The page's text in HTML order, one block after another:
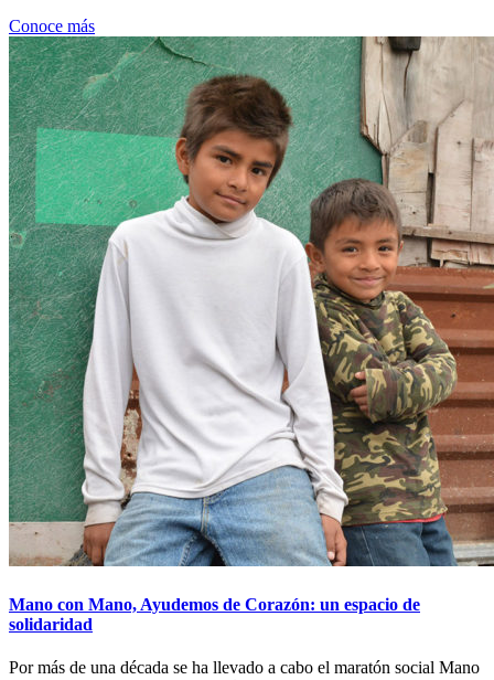
Conoce más
Mano con Mano, Ayudemos de Corazón: un espacio de
solidaridad
Por más de una década se ha llevado a cabo el maratón social Mano